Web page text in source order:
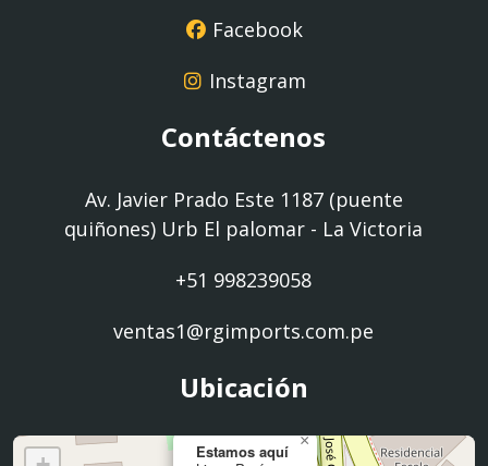
Facebook
Instagram
Contáctenos
Av. Javier Prado Este 1187 (puente
quiñones) Urb El palomar - La Victoria
+51 998239058
ventas1@rgimports.com.pe
Ubicación
Estamos aquí
×